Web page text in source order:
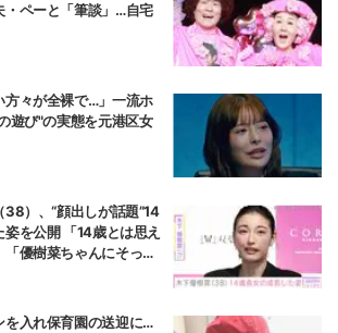
・ペーと「筆談」…自宅
方々が全裸で…」一流ホ
遊び"の実態を元港区女
）、“顔出しが話題”14
を公開 「14歳とは思え
優樹菜ちゃんにそっく
を入れ保育園の送迎に…